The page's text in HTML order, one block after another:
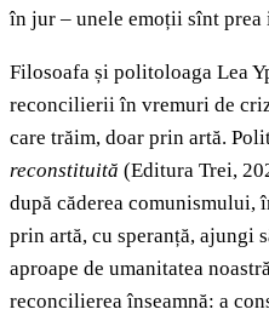
în jur – unele emoții sînt prea
Filosoafa și politoloaga Lea
reconcilierii în vremuri de
care trăim, doar prin artă.
reconstituită (Editura Trei,
după căderea comunismului,
prin artă, cu speranță,
aproape de umanitatea
reconcilierea înseamnă: a